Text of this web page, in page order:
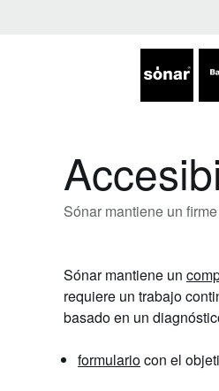
Sónar mantiene un
Sónar mantiene un
requiere un trabajo
basado en un
formulariocon el